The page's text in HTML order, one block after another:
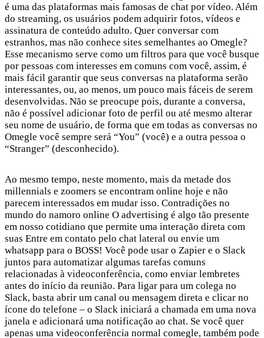
é uma das plataformas mais famosas de chat por vídeo. Além
do streaming, os usuários podem adquirir fotos, vídeos e
assinatura de conteúdo adulto. Quer conversar com
estranhos, mas não conhece sites semelhantes ao Omegle?
Esse mecanismo serve como um filtros para que você busque
por pessoas com interesses em comuns com você, assim, é
mais fácil garantir que seus conversas na plataforma serão
interessantes, ou, ao menos, um pouco mais fáceis de serem
desenvolvidas. Não se preocupe pois, durante a conversa,
não é possível adicionar foto de perfil ou até mesmo alterar
seu nome de usuário, de forma que em todas as conversas no
Omegle você sempre será “You” (você) e a outra pessoa o
“Stranger” (desconhecido).
Ao mesmo tempo, neste momento, mais da metade dos
millennials e zoomers se encontram online hoje e não
parecem interessados em mudar isso. Contradições no
mundo do namoro online O advertising é algo tão presente
em nosso cotidiano que permite uma interação direta com
suas Entre em contato pelo chat lateral ou envie um
whatsapp para o BOSS! Você pode usar o Zapier e o Slack
juntos para automatizar algumas tarefas comuns
relacionadas à videoconferência, como enviar lembretes
antes do início da reunião. Para ligar para um colega no
Slack, basta abrir um canal ou mensagem direta e clicar no
ícone do telefone – o Slack iniciará a chamada em uma nova
janela e adicionará uma notificação ao chat. Se você quer
apenas uma videoconferência normal comegle, também pode